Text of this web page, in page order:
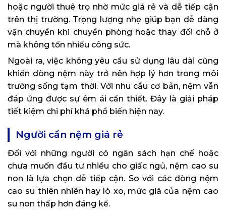
hoặc người thuê trọ nhờ mức giá rẻ và dễ tiếp cận
trên thị trường. Trọng lượng nhẹ giúp bạn dễ dàng
vận chuyển khi chuyển phòng hoặc thay đổi chỗ ở
mà không tốn nhiều công sức.
Ngoài ra, việc không yêu cầu sử dụng lâu dài cũng
khiến dòng nệm này trở nên hợp lý hơn trong môi
trường sống tạm thời. Với nhu cầu cơ bản, nệm vẫn
đáp ứng được sự êm ái cần thiết. Đây là giải pháp
tiết kiệm chi phí khá phổ biến hiện nay.
Người cần nệm giá rẻ
Đối với những người có ngân sách hạn chế hoặc
chưa muốn đầu tư nhiều cho giấc ngủ, nệm cao su
non là lựa chọn dễ tiếp cận. So với các dòng nệm
cao su thiên nhiên hay lò xo, mức giá của nệm cao
su non thấp hơn đáng kể.